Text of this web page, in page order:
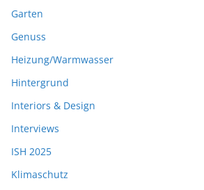
Garten
Genuss
Heizung/Warmwasser
Hintergrund
Interiors & Design
Interviews
ISH 2025
Klimaschutz